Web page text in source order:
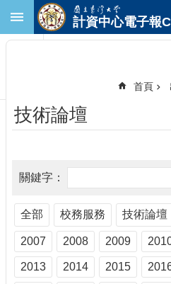
跳到主要內容區塊
首
頁
首
計
中
首
頁
聯
計資中心電子報
首頁
技術論壇
全部 校務服務 技術論壇
2007 2008 2009
2013 2014 2015